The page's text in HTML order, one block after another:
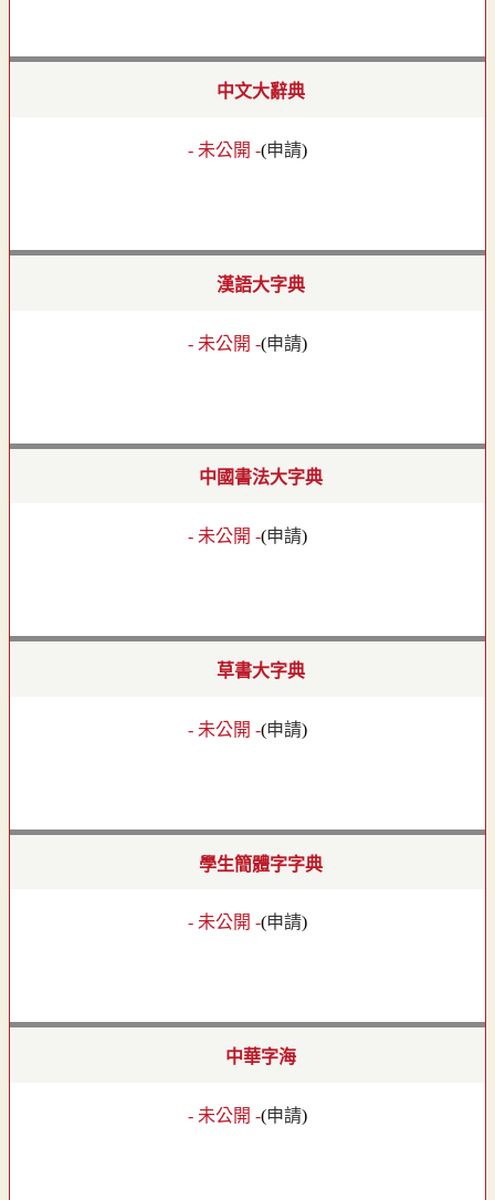
中文大辭典
- 未公開 -(申請)
漢語大字典
- 未公開 -(申請)
中國書法大字典
- 未公開 -(申請)
草書大字典
- 未公開 -(申請)
學生簡體字字典
- 未公開 -(申請)
中華字海
- 未公開 -(申請)